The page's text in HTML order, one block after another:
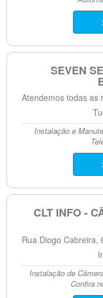
SEVEN
Atendemos todas as
Instalação e
CLT INFO -
Rua Diogo Cabreira,
Instalação de
Confira